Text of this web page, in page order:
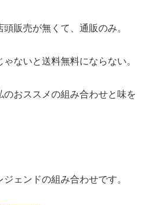
販売が無くて、通販のみ。
ないと送料無料にならない。
おススメの組み合わせと味を
ェンドの組み合わせです。